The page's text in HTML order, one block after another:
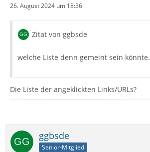
26. August 2024 um 18:36
Zitat von ggbsde
welche Liste denn gemeint sein könnte.
Die Liste der angeklickten Links/URLs?
ggbsde
Senior-Mitglied